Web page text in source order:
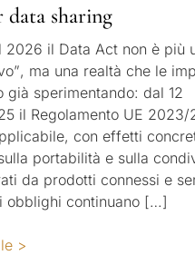
data sharing
2026 il Data Act non è più
ma una realtà che le
già sperimentando: dal 12
il Regolamento UE 2023/
con effetti
portabilità e sulla
da prodotti connessi e
obblighi continuano […]
>